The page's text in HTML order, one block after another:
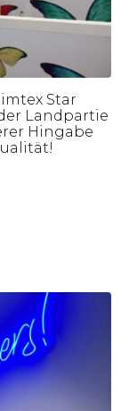
Star
Landpartie
Hingabe